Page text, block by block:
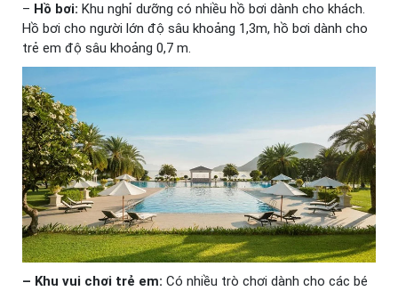
– Hồ bơi: Khu nghỉ dưỡng có nhiều hồ bơi dành cho khách.
Hồ bơi cho người lớn độ sâu khoảng 1,3m, hồ bơi dành cho
trẻ em độ sâu khoảng 0,7 m.
– Khu vui chơi trẻ em: Có nhiều trò chơi dành cho các bé